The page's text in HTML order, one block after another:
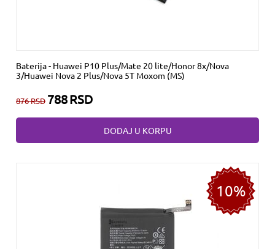
Baterija - Huawei P10 Plus/Mate 20 lite/Honor 8x/Nova
3/Huawei Nova 2 Plus/Nova 5T Moxom (MS)
876RSD 788RSD
DODAJ U KORPU
10%